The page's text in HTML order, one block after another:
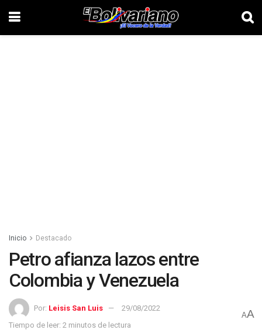
Inicio Destacado
Petro afianza lazos entre
Colombia y Venezuela
Por: Leisis San Luis
29/08/2022
Tiempo de leer: 2 minutos de lectura
AA